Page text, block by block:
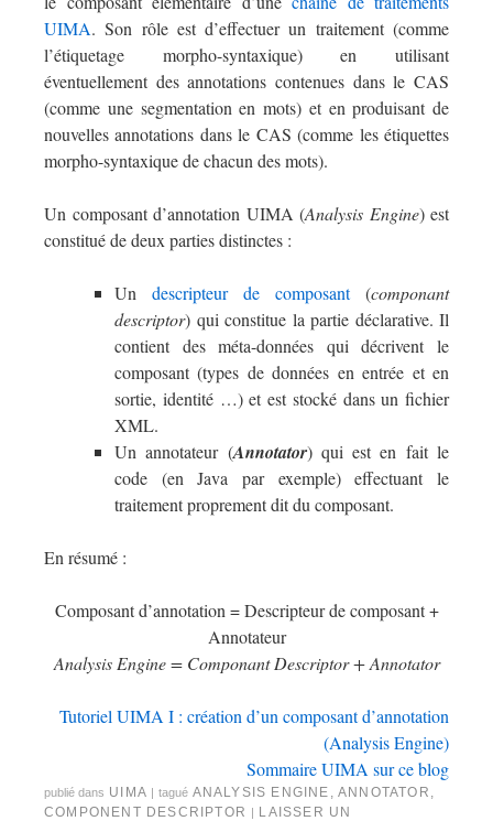
UIMA. Son rôle est d’effectuer un traitement (comme
l’étiquetage morpho-syntaxique) en utilisant
éventuellement des annotations contenues dans le CAS
(comme une segmentation en mots) et en produisant de
nouvelles annotations dans le CAS (comme les étiquettes
morpho-syntaxique de chacun des mots).
Un composant d’annotation UIMA (Analysis Engine) est
constitué de deux parties distinctes :
Un descripteur de composant(componant
descriptor) qui constitue la partie déclarative. Il
contient des méta-données qui décrivent le
composant (types de données en entrée et en
sortie, identité …) et est stocké dans un fichier
XML.
Un annotateur (Annotator) qui est en fait le
code (en Java par exemple) effectuant le
traitement proprement dit du composant.
En résumé :
Composant d’annotation = Descripteur de composant +
Annotateur
Analysis Engine = Componant Descriptor + Annotator
Tutoriel UIMA I : création d’un composant d’annotation
(Analysis Engine)
Sommaire UIMA sur ce blog
publié dans UIMA | tagué ANALYSIS ENGINE ,ANNOTATOR
COMPONENT DESCRIPTOR | LAISSER UN